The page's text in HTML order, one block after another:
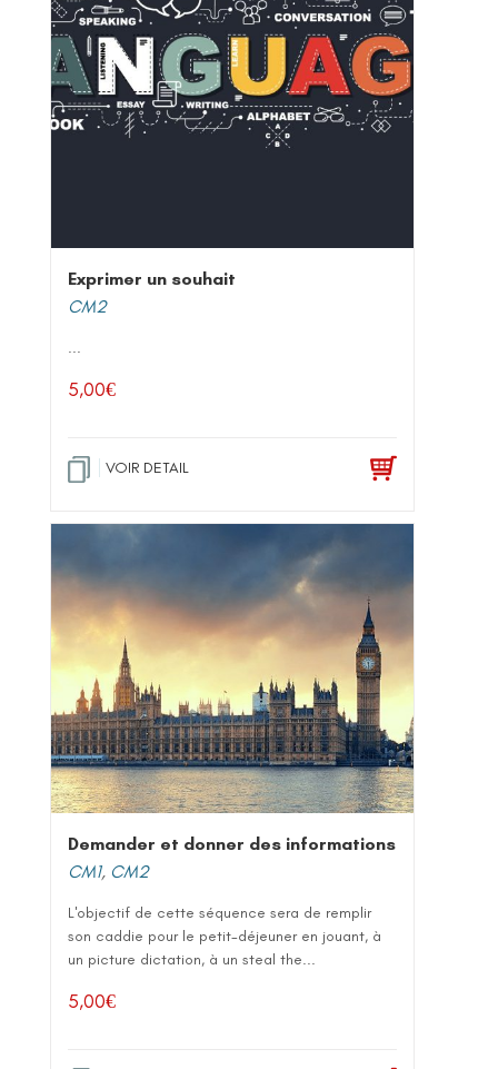
Exprimer un souhait
CM2
...
5,00€
VOIR DETAIL
Demander et donner des informations
CM1, CM2
L'objectif de cette séquence sera de remplir
son caddie pour le petit-déjeuner en jouant, à
un picture dictation, à un steal the...
5,00€